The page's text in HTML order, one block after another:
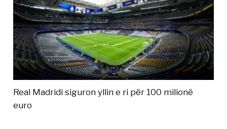
Real Madridi siguron yllin e ri për 100 milionë
euro